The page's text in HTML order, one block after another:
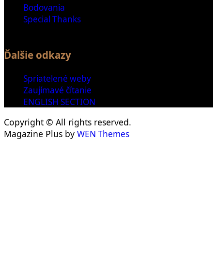
Bodovania
Special Thanks
Ďalšie odkazy
Spriatelené weby
Zaujímavé čítanie
ENGLISH SECTION
Copyright © All rights reserved.
Magazine Plus by WEN Themes